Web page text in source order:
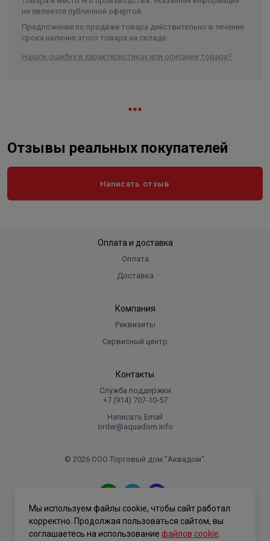
не является публичной офертой.
Предложение по продаже товара действительно в течение
срока наличия этого товара на складе.
Нашли ошибку в характеристиках или описании товара?
Отзывы реальных покупателей
Написать отзыв
Оплата и доставка
Оплата
Доставка
Компания
Реквизиты
Сервисный центр
Контакты
Служба поддержки
+7 (914) 707‑10‑57
Написать Email
order@aquadom.info
© 2026 ООО Торговый дом "Аквадом".
.
Политика конфиденциальности
Мы используем файлы cookie, чтобы сайт работал
корректно. Продолжая пользоваться сайтом, вы
соглашаетесь на использование файлов cookie